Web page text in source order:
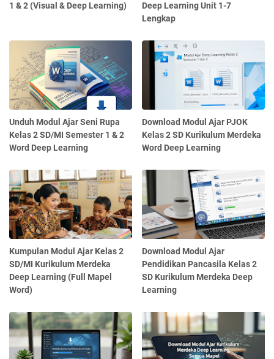
1 & 2 (Visual & Deep Learning)
Deep Learning Unit 1-7
Lengkap
Unduh Modul Ajar Seni Rupa
Kelas 2 SD/MI Semester 1 & 2
Word Deep Learning
Download Modul Ajar PJOK
Kelas 2 SD Kurikulum Merdeka
Word Deep Learning
Kumpulan Modul Ajar Kelas 2
SD/MI Kurikulum Merdeka
Deep Learning (Full Mapel
Word)
Download Modul Ajar
Pendidikan Pancasila Kelas 2
SD Kurikulum Merdeka Deep
Learning